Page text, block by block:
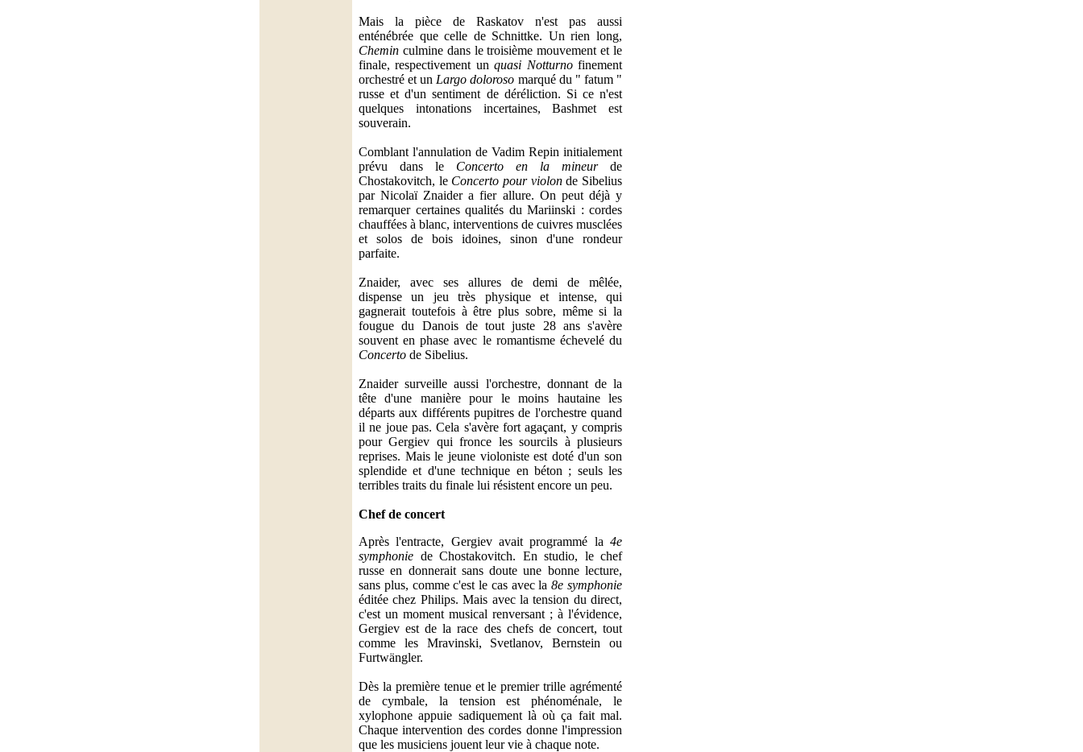
Mais la pièce de Raskatov n'est pas aussi
enténébrée que celle de Schnittke. Un rien long,
Chemin culmine dans le troisième mouvement et le
finale, respectivement unquasi Notturnofinement
orchestré et un Largo doloroso marqué du " fatum "
russe et d'un sentiment de déréliction. Si ce n'est
quelques intonations incertaines, Bashmet est
souverain.
Comblant l'annulation de Vadim Repin initialement
prévu dans le Concerto en la mineurde
Chostakovitch, le Concerto pour violonde Sibelius
par Nicolaï Znaider a fier allure. On peut déjà y
remarquer certaines qualités du Mariinski : cordes
chauffées à blanc, interventions de cuivres musclées
et solos de bois idoines, sinon d'une rondeur
parfaite.
Znaider, avec ses allures de demi de mêlée,
dispense un jeu très physique et intense, qui
gagnerait toutefois à être plus sobre, même si la
fougue du Danois de tout juste 28 ans s'avère
souvent en phase avec le romantisme échevelé du
Concerto de Sibelius.
Znaider surveille aussi l'orchestre, donnant de la
tête d'une manière pour le moins hautaine les
départs aux différents pupitres de l'orchestre quand
il ne joue pas. Cela s'avère fort agaçant, y compris
pour Gergiev qui fronce les sourcils à plusieurs
reprises. Mais le jeune violoniste est doté d'un son
splendide et d'une technique en béton ; seuls les
terribles traits du finale lui résistent encore un peu.
Chef de concert
Après l'entracte, Gergiev avait programmé la 4e
symphonie de Chostakovitch. En studio, le chef
russe en donnerait sans doute une bonne lecture,
sans plus, comme c'est le cas avec la8e symphonie
éditée chez Philips. Mais avec la tension du direct,
c'est un moment musical renversant ; à l'évidence,
Gergiev est de la race des chefs de concert, tout
comme les Mravinski, Svetlanov, Bernstein ou
Furtwängler.
Dès la première tenue et le premier trille agrémenté
de cymbale, la tension est phénoménale, le
xylophone appuie sadiquement là où ça fait mal.
Chaque intervention des cordes donne l'impression
que les musiciens jouent leur vie à chaque note.